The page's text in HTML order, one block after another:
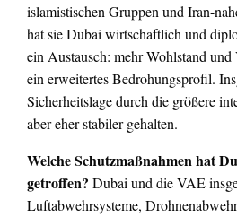
islamistischen Gruppen und Iran-
hat sie Dubai wirtschaftlich und
ein Austausch: mehr Wohlstand und
ein erweitertes Bedrohungsprofil.
Sicherheitslage durch die größere
aber eher stabiler gehalten.
Welche Schutzmaßnahmen hat
getroffen? Dubai und die VAE
Luftabwehrsysteme,